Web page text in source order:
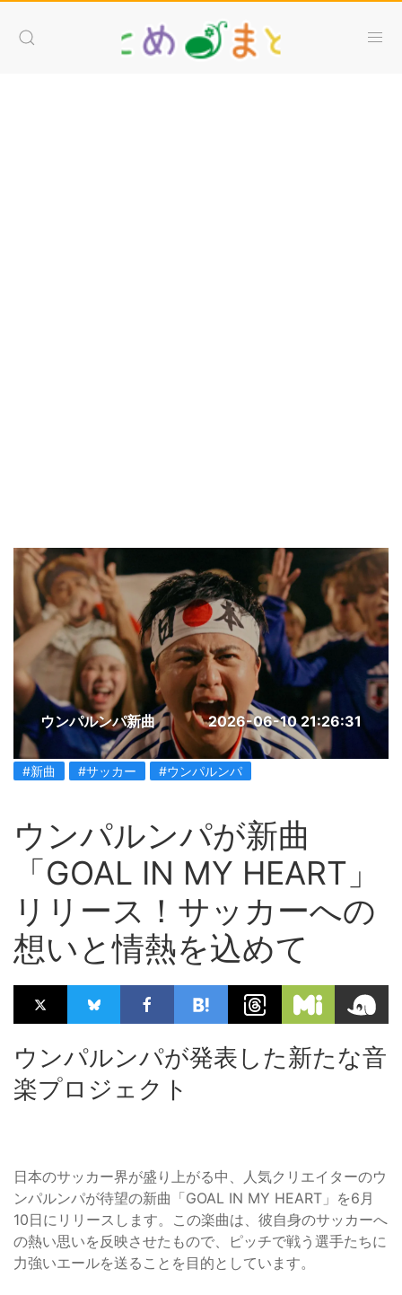
ウンパルンパ新曲 2026-06-10 21:26:31
#新曲 #サッカー #ウンパルンパ
ウンパルンパが新曲
「GOAL IN MY HEART」
リリース！サッカーへの
想いと情熱を込めて
ウンパルンパが発表した新たな音
楽プロジェクト
日本のサッカー界が盛り上がる中、人気クリエイターのウ
ンパルンパが待望の新曲「GOAL IN MY HEART」を6月
10日にリリースします。この楽曲は、彼自身のサッカーへ
の熱い思いを反映させたもので、ピッチで戦う選手たちに
力強いエールを送ることを目的としています。